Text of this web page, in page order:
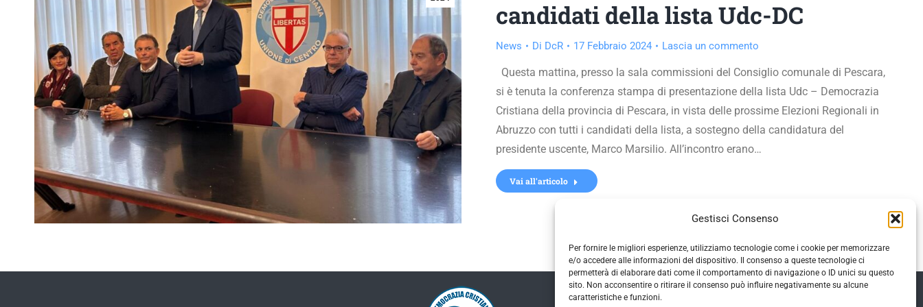
Gestisci Consenso
Per fornire le migliori esperienze, utilizziamo tecnologie come i cookie per memorizzare
e/o accedere alle informazioni del dispositivo. Il consenso a queste tecnologie ci
permetterà di elaborare dati come il comportamento di navigazione o ID unici su questo
sito. Non acconsentire o ritirare il consenso può influire negativamente su alcune
caratteristiche e funzioni.
candidati della lista Udc-DC
News Di DcR 17 Febbraio 2024 Lascia un commento
Questa mattina, presso la sala commissioni del Consiglio comunale di Pescara,
si è tenuta la conferenza stampa di presentazione della lista Udc – Democrazia
Cristiana della provincia di Pescara, in vista delle prossime Elezioni Regionali in
Abruzzo con tutti i candidati della lista, a sostegno della candidatura del
presidente uscente, Marco Marsilio. All’incontro erano…
Vai all'articolo